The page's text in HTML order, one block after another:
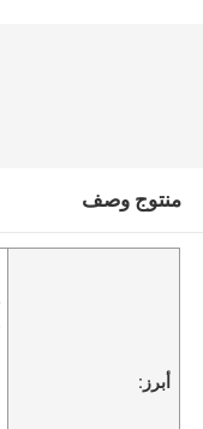
منتوج وصف
أبرز: